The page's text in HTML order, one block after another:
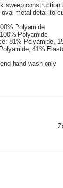
sweep
oval metal detail to
Polyamide
Polyamide
81% Polyamide,
41%
hand wash only